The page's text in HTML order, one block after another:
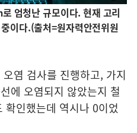
엄청난 규모이다. 현재 고리
이다.(출처=원자력안전위원
염 검사를 진행하고, 가지
에 오염되지 않았는지 철
인했는데 역시나 0이었